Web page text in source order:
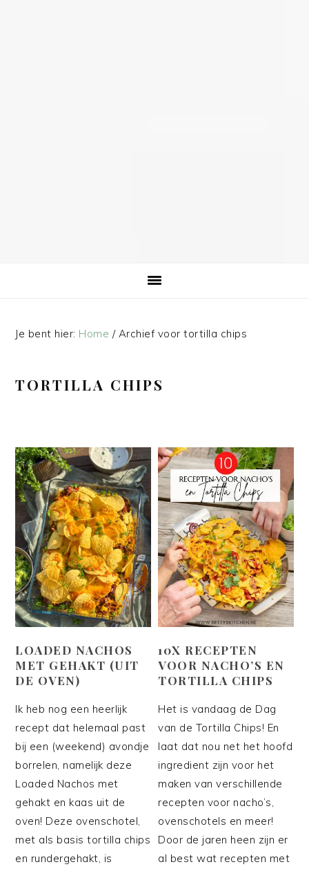
Je bent hier: Home /Archief voor tortilla chips
TORTILLA CHIPS
LOADED NACHOS
MET GEHAKT (UIT
DE OVEN)
Ik heb nog een heerlijk
recept dat helemaal past
bij een (weekend) avondje
borrelen, namelijk deze
Loaded Nachos met
gehakt en kaas uit de
oven! Deze ovenschotel,
met als basis tortilla chips
en rundergehakt, is
10X RECEPTEN
VOOR NACHO’S EN
TORTILLA CHIPS
Het is vandaag de Dag
van de Tortilla Chips! En
laat dat nou net het hoofd
ingredient zijn voor het
maken van verschillende
recepten voor nacho’s,
ovenschotels en meer!
Door de jaren heen zijn er
al best wat recepten met